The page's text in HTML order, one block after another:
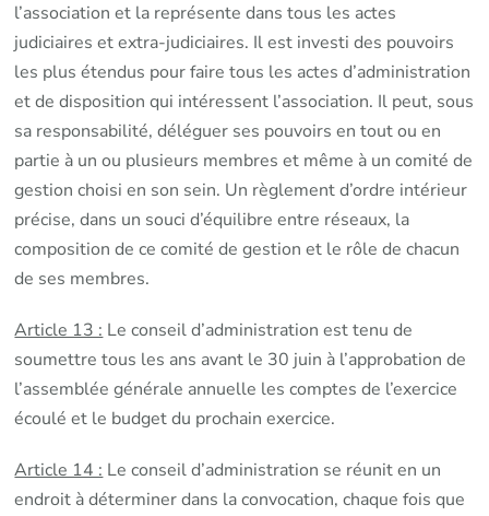
l’association et la représente dans tous les actes
judiciaires et extra-judiciaires. Il est investi des pouvoirs
les plus étendus pour faire tous les actes d’administration
et de disposition qui intéressent l’association. Il peut, sous
sa responsabilité, déléguer ses pouvoirs en tout ou en
partie à un ou plusieurs membres et même à un comité de
gestion choisi en son sein. Un règlement d’ordre intérieur
précise, dans un souci d’équilibre entre réseaux, la
composition de ce comité de gestion et le rôle de chacun
de ses membres.
Article 13 : Le conseil d’administration est tenu de
soumettre tous les ans avant le 30 juin à l’approbation de
l’assemblée générale annuelle les comptes de l’exercice
écoulé et le budget du prochain exercice.
Article 14 : Le conseil d’administration se réunit en un
endroit à déterminer dans la convocation, chaque fois que